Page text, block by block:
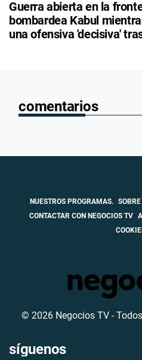
Guerra abierta en la
bombardea Kabul
una ofensiva 'decisiva'
comentarios
NUESTROS PROGRAMAS.
CONTACTAR CON NEGOCIOS TV
© 2026 Negocios TV -
síguenos